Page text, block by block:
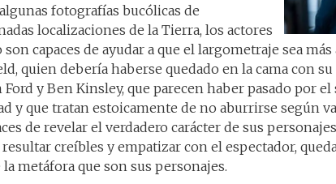
fotografías bucólicas de
localizaciones de la Tierra, los actores
capaces de ayudar a que el largometraje sea
quien debería haberse quedado en la cama con su
y Ben Kinsley, que parecen haber pasado por
y que tratan estoicamente de no aburrirse según
de revelar el verdadero carácter de sus
creíbles y empatizar con el espectador,
la metáfora que son sus personajes.